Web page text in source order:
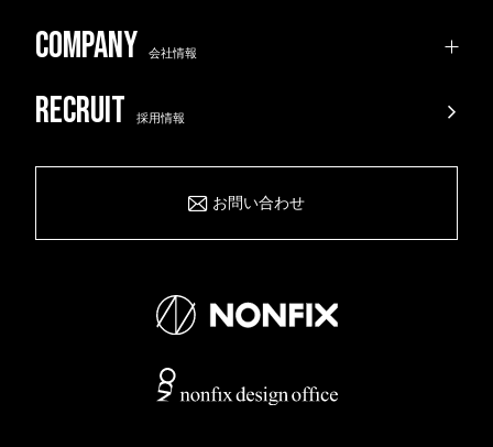
会社情報
採用情報
お問い合わせ